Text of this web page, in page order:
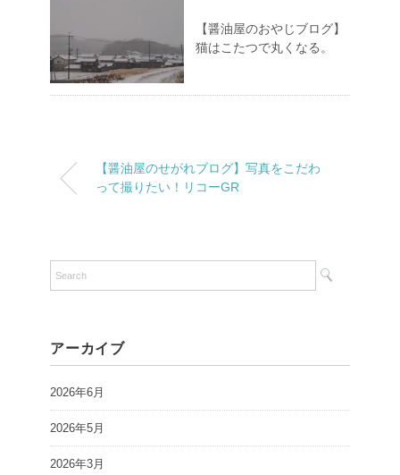
【醤油屋のおやじブログ】
猫はこたつで丸くなる。
【醤油屋のせがれブログ】写真をこだわ
って撮りたい！リコーGR
アーカイブ
2026年6月
2026年5月
2026年3月